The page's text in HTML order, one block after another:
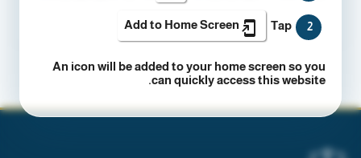
2
Tap
Add to Home Screen
An icon will be added to your home screen so you
can quickly access this website.